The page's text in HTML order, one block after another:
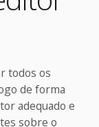
todos os
de forma
adequado e
sobre o